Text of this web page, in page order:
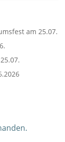
am 25.07.